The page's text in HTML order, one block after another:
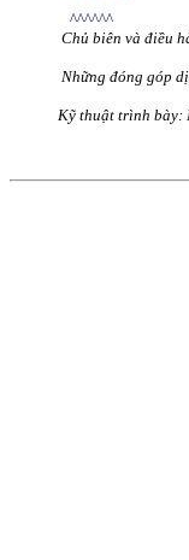
^^^^^^
Chủ biên và điều
Những đóng góp
Kỹ thuật trình bày: